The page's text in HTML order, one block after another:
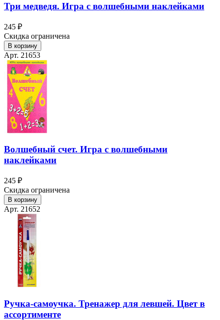
Три медведя. Игра с волшебными наклейками
245 ₽
Скидка ограничена
В корзину
Арт. 21653
Волшебный счет. Игра с волшебными
наклейками
245 ₽
Скидка ограничена
В корзину
Арт. 21652
Ручка-самоучка. Тренажер для левшей. Цвет в
ассортименте